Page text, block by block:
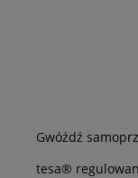
Gwóźdź
tesa®